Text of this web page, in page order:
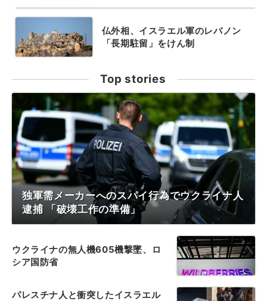
仏外相、イスラエル軍のレバノン
「長期駐留」をけん制
Top stories
独軍需メーカーへのスパイ行為でウクライナ人
逮捕 「破壊工作の準備」
ウクライナの無人機605機撃墜、ロ
シア国防省
パレスチナ人と衝突したイスラエル